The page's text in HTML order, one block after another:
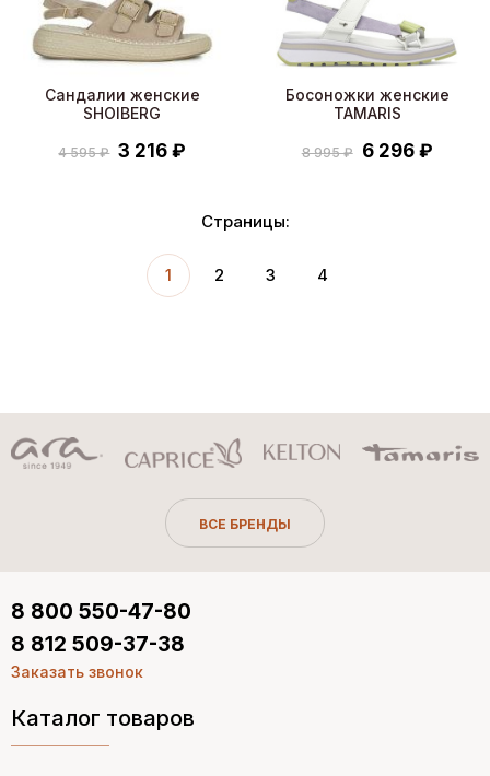
Сандалии женские
SHOIBERG
4 595 ₽ 3 216 ₽
Босоножки женские
TAMARIS
8 995 ₽ 6 296 ₽
Страницы:
1 2 3 4
ВСЕ БРЕНДЫ
Каталог товаров
8 800 550-47-80
8 812 509-37-38
Заказать звонок